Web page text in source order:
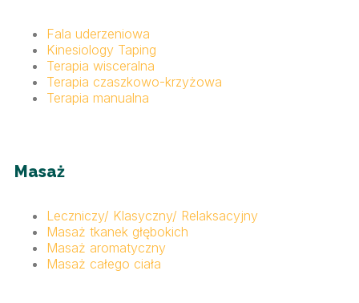
Fala uderzeniowa
Kinesiology Taping
Terapia wisceralna
Terapia czaszkowo-krzyżowa
Terapia manualna
Masaż
Leczniczy/ Klasyczny/ Relaksacyjny
Masaż tkanek głębokich
Masaż aromatyczny
Masaż całego ciała